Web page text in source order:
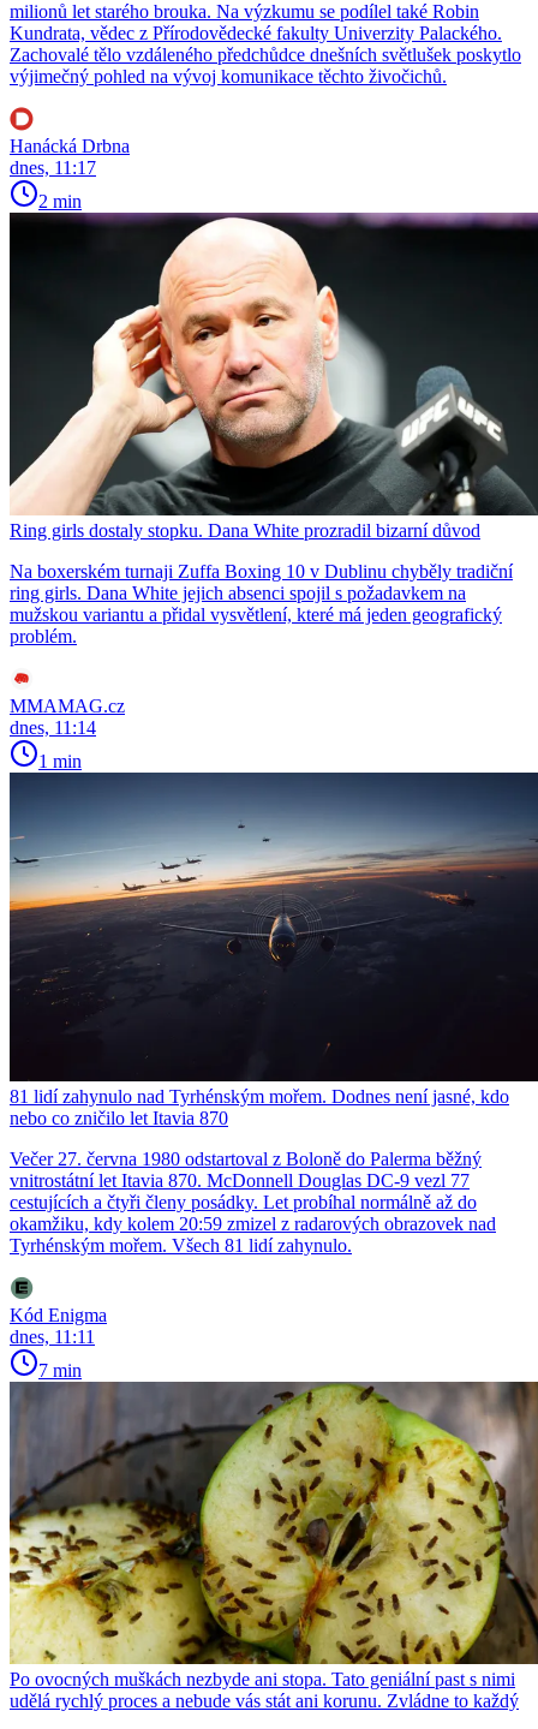
milionů let starého brouka. Na výzkumu se podílel také Robin
Kundrata, vědec z Přírodovědecké fakulty Univerzity Palackého.
Zachovalé tělo vzdáleného předchůdce dnešních světlušek poskytlo
výjimečný pohled na vývoj komunikace těchto živočichů.
Hanácká Drbna
dnes, 11:17
2 min
Ring girls dostaly stopku. Dana White prozradil bizarní důvod
Na boxerském turnaji Zuffa Boxing 10 v Dublinu chyběly tradiční
ring girls. Dana White jejich absenci spojil s požadavkem na
mužskou variantu a přidal vysvětlení, které má jeden geografický
problém.
MMAMAG.cz
dnes, 11:14
1 min
81 lidí zahynulo nad Tyrhénským mořem. Dodnes není jasné, kdo
nebo co zničilo let Itavia 870
Večer 27. června 1980 odstartoval z Boloně do Palerma běžný
vnitrostátní let Itavia 870. McDonnell Douglas DC-9 vezl 77
cestujících a čtyři členy posádky. Let probíhal normálně až do
okamžiku, kdy kolem 20:59 zmizel z radarových obrazovek nad
Tyrhénským mořem. Všech 81 lidí zahynulo.
Kód Enigma
dnes, 11:11
7 min
Po ovocných muškách nezbyde ani stopa. Tato geniální past s nimi
udělá rychlý proces a nebude vás stát ani korunu. Zvládne to každý